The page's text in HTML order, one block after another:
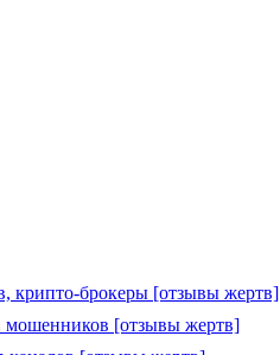
крипто-брокеры [отзывы жертв]
[отзывы жертв]